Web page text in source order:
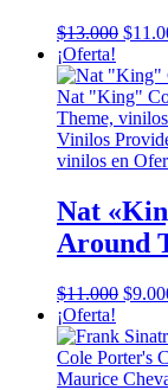
$13.000 El
era:
$
¡Oferta!
Nat
Around
$11.000 El
era:
$
¡Oferta!